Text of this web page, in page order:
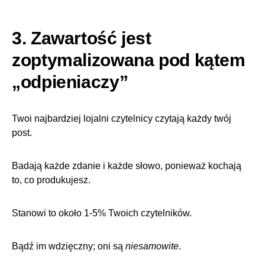
3. Zawartość jest
zoptymalizowana pod kątem
„odpieniaczy”
Twoi najbardziej lojalni czytelnicy czytają każdy twój
post.
Badają każde zdanie i każde słowo, ponieważ kochają
to, co produkujesz.
Stanowi to około 1-5% Twoich czytelników.
Bądź im wdzięczny; oni są niesamowite.